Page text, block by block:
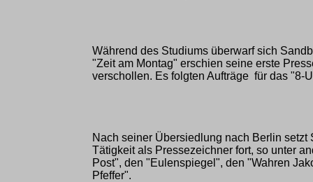
Während des Studiums überwarf sich
"Zeit am Montag" erschien seine erste
verschollen. Es folgten Aufträge für das "8-
Nach seiner Übersiedlung nach Berlin setzt
Tätigkeit als Pressezeichner fort, so unter
Post", den "Eulenspiegel", den "Wahren
Pfeffer".